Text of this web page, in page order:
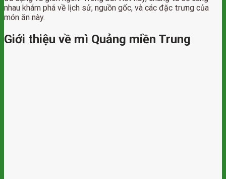
nhau khám phá về lịch sử, nguồn gốc, và các đặc trưng của
món ăn này.
Giới thiệu về mì Quảng miền Trung